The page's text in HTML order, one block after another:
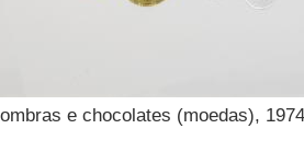
e chocolates (moedas), 1974